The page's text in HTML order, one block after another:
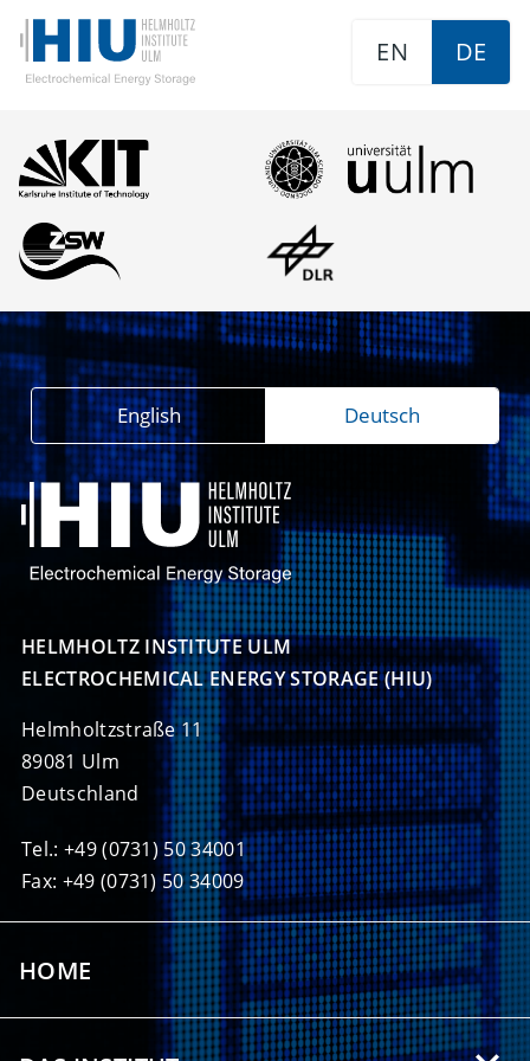
EN DE
HELMHOLTZ INSTITUTE ULM
ELECTROCHEMICAL ENERGY STORAGE (HIU)
Helmholtzstraße 11
89081 Ulm
Deutschland
Tel.: +49 (0731) 50 34001
Fax: +49 (0731) 50 34009
English Deutsch
HOME